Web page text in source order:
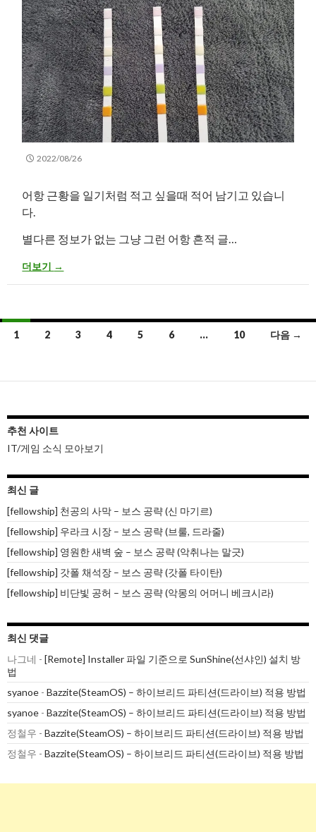
2022/08/26
어항 근황을 일기처럼 적고 싶을때 적어 남기고 있습니
다.
별다른 정보가 없는 그냥 그런 어항 흔적 글…
어항 근황 20220825 (목요일)
더보기 →
글
비
이
션
1 2 3 4 5 6 … 10 다음 →
추천 사이트
IT/게임 소식 모아보기
최신 글
[fellowship] 천공의 사막 – 보스 공략 (신 마기르)
[fellowship] 우라크 시장 – 보스 공략 (브룰, 드라줄)
[fellowship] 영원한 새벽 숲 – 보스 공략 (악취나는 말긋)
[fellowship] 갓폴 채석장 – 보스 공략 (갓폴 타이탄)
[fellowship] 비단빛 공허 – 보스 공략 (악몽의 어머니 베크시라)
최신 댓글
나그네 - [Remote] Installer 파일 기준으로 SunShine(선샤인) 설치 방
법
syanoe - Bazzite(SteamOS) – 하이브리드 파티션(드라이브) 적용 방법
syanoe - Bazzite(SteamOS) – 하이브리드 파티션(드라이브) 적용 방법
정철우 - Bazzite(SteamOS) – 하이브리드 파티션(드라이브) 적용 방법
정철우 - Bazzite(SteamOS) – 하이브리드 파티션(드라이브) 적용 방법